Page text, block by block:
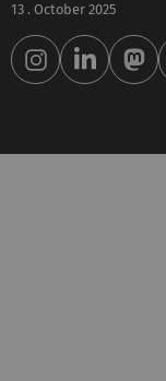
13 . October 2025